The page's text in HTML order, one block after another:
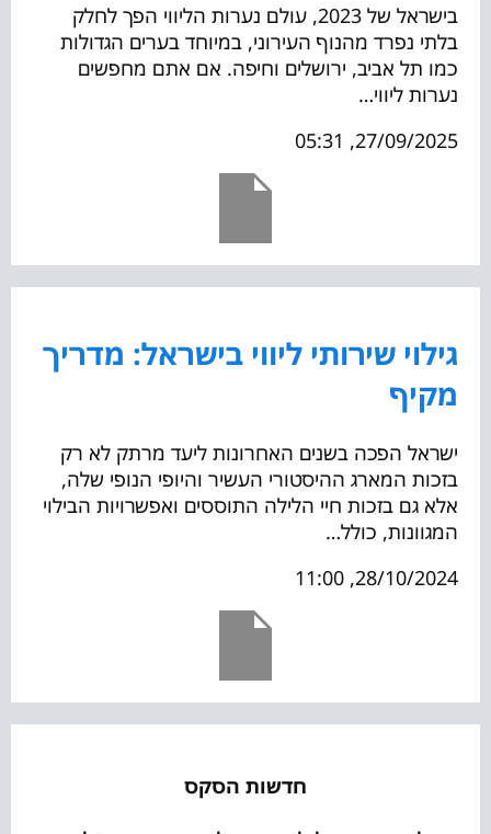
בישראל של 2023, עולם נערות הליווי הפך לחלק
בלתי נפרד מהנוף העירוני, במיוחד בערים הגדולות
כמו תל אביב, ירושלים וחיפה. אם אתם מחפשים
נערות ליווי…
27/09/2025, 05:31
גילוי שירותי ליווי בישראל: מדריך
מקיף
ישראל הפכה בשנים האחרונות ליעד מרתק לא רק
בזכות המארג ההיסטורי העשיר והיופי הנופי שלה,
אלא גם בזכות חיי הלילה התוססים ואפשרויות הבילוי
המגוונות, כולל…
28/10/2024, 11:00
חדשות הסקס